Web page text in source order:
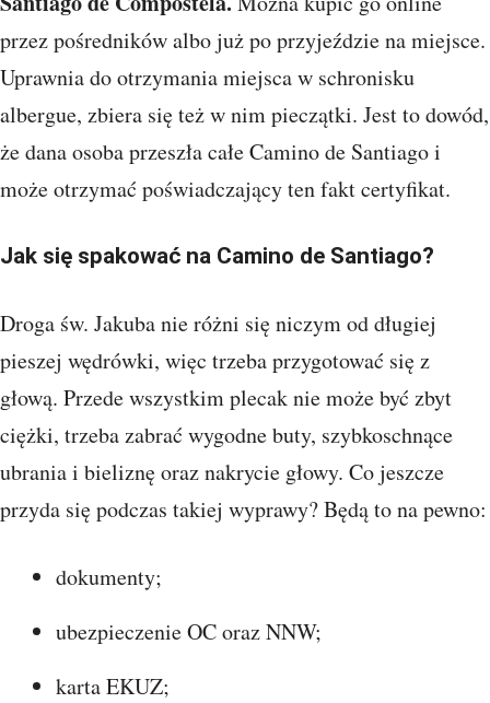
przez pośredników albo już po przyjeździe na miejsce.
Uprawnia do otrzymania miejsca w schronisku
albergue, zbiera się też w nim pieczątki. Jest to dowód,
że dana osoba przeszła całe Camino de Santiago i
może otrzymać poświadczający ten fakt certyfikat.
Jak się spakować na Camino de Santiago?
Droga św. Jakuba nie różni się niczym od długiej
pieszej wędrówki, więc trzeba przygotować się z
głową. Przede wszystkim plecak nie może być zbyt
ciężki, trzeba zabrać wygodne buty, szybkoschnące
ubrania i bieliznę oraz nakrycie głowy. Co jeszcze
przyda się podczas takiej wyprawy? Będą to na pewno:
dokumenty;
ubezpieczenie OC oraz NNW;
karta EKUZ;